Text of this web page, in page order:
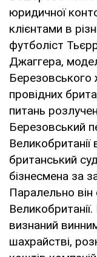
юридичної
клієнтами в
футболіст
Джаггера,
провідних
питань
Березовський
британський
бізнесмена за
Паралельно
визнаний
шахрайстві,